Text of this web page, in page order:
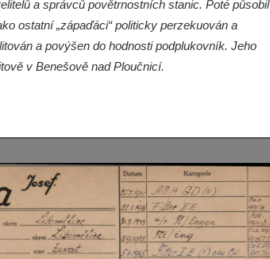
a správců povětrnostních stanic. Poté působil
ostatní „zápaďáci“ politicky perzekuován a
a povýšen do hodnosti podplukovník. Jeho
v Benešově nad Ploučnicí.